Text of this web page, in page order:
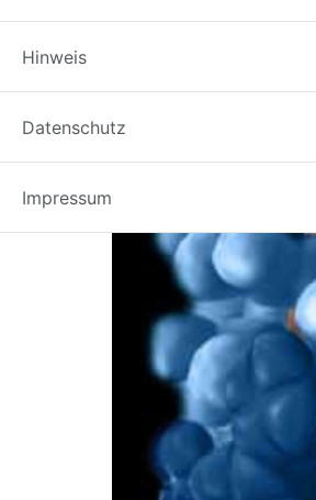
Hinweis
Datenschutz
Impressum